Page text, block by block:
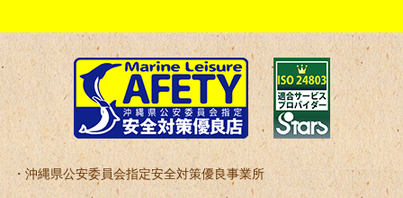
沖縄県公安委員会指定安全対策優良事業所